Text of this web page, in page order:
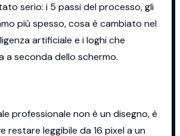
serio: i 5 passi del processo, gli
più spesso, cosa è cambiato nel
artificiale e i loghi che
a seconda dello schermo.
professionale non è un disegno, è
restare leggibile da 16 pixel a un